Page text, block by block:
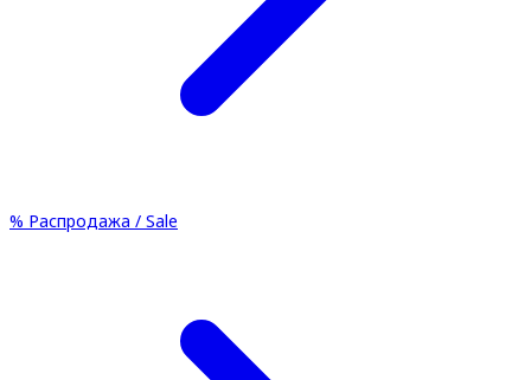
% Распродажа / Sale